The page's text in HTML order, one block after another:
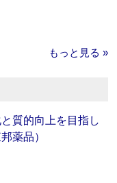
もっと見る »
質的向上を目指し
薬品）